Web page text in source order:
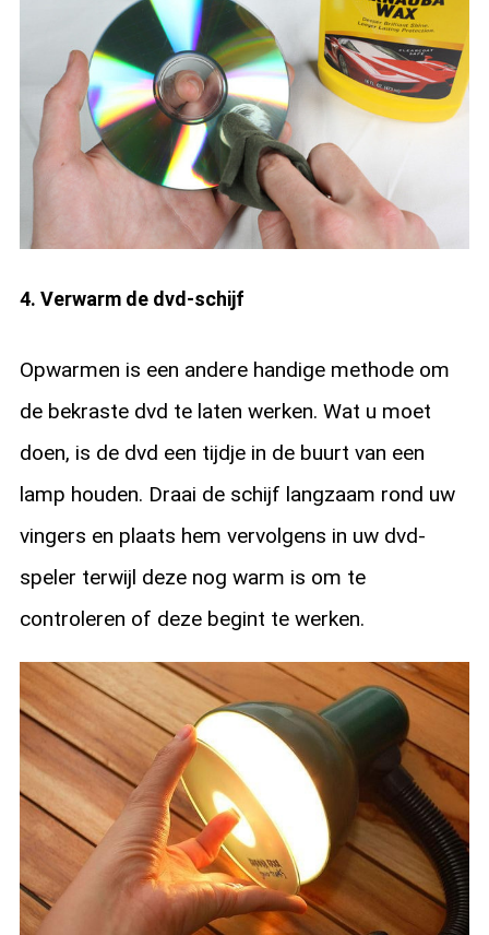
4. Verwarm de dvd-schijf
Opwarmen is een andere handige methode om
de bekraste dvd te laten werken. Wat u moet
doen, is de dvd een tijdje in de buurt van een
lamp houden. Draai de schijf langzaam rond uw
vingers en plaats hem vervolgens in uw dvd-
speler terwijl deze nog warm is om te
controleren of deze begint te werken.